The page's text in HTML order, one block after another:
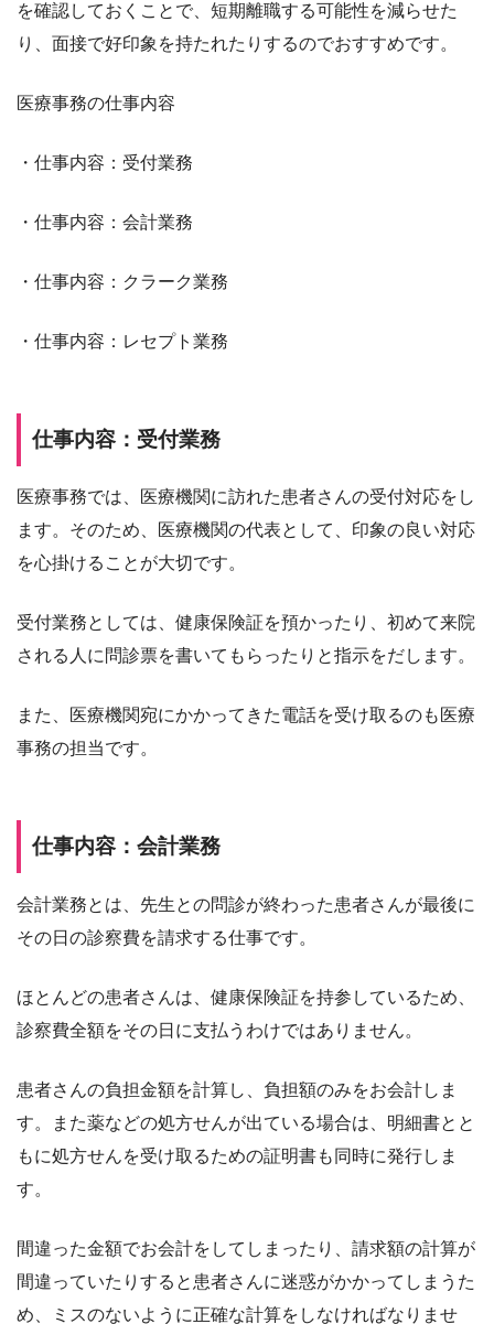
を確認しておくことで、短期離職する可能性を減らせた
り、面接で好印象を持たれたりするのでおすすめです。
医療事務の仕事内容
・仕事内容：受付業務
・仕事内容：会計業務
・仕事内容：クラーク業務
・仕事内容：レセプト業務
仕事内容：受付業務
医療事務では、医療機関に訪れた患者さんの受付対応をし
ます。そのため、医療機関の代表として、印象の良い対応
を心掛けることが大切です。
受付業務としては、健康保険証を預かったり、初めて来院
される人に問診票を書いてもらったりと指示をだします。
また、医療機関宛にかかってきた電話を受け取るのも医療
事務の担当です。
仕事内容：会計業務
会計業務とは、先生との問診が終わった患者さんが最後に
その日の診察費を請求する仕事です。
ほとんどの患者さんは、健康保険証を持参しているため、
診察費全額をその日に支払うわけではありません。
患者さんの負担金額を計算し、負担額のみをお会計しま
す。また薬などの処方せんが出ている場合は、明細書とと
もに処方せんを受け取るための証明書も同時に発行しま
す。
間違った金額でお会計をしてしまったり、請求額の計算が
間違っていたりすると患者さんに迷惑がかかってしまうた
め、ミスのないように正確な計算をしなければなりませ